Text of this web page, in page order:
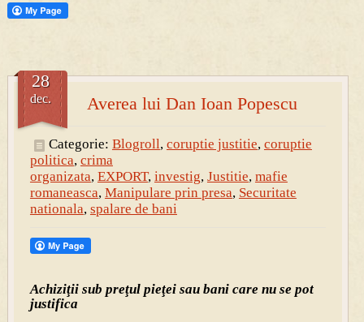
Averea lui Dan Ioan Popescu
28
dec.
Categorie: Blogroll, coruptie justitie, coruptie
politica, crima
organizata, EXPORT, investig, Justitie, mafie
romaneasca, Manipulare prin presa, Securitate
nationala, spalare de bani
Achiziţii sub preţul pieţei sau bani care nu se pot
justifica